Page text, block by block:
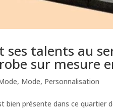
ses talents au
sur mesure
, Mode, Personnalisation
bien présente dans ce quartier